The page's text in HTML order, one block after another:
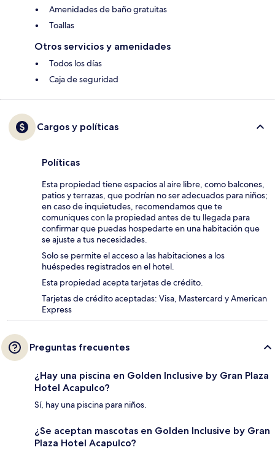
Amenidades de baño gratuitas
Toallas
Otros servicios y amenidades
Todos los días
Caja de seguridad
Cargos y políticas
Políticas
Esta propiedad tiene espacios al aire libre, como balcones,
patios y terrazas, que podrían no ser adecuados para niños;
en caso de inquietudes, recomendamos que te
comuniques con la propiedad antes de tu llegada para
confirmar que puedas hospedarte en una habitación que
se ajuste a tus necesidades.
Solo se permite el acceso a las habitaciones a los
huéspedes registrados en el hotel.
Esta propiedad acepta tarjetas de crédito.
Tarjetas de crédito aceptadas: Visa, Mastercard y American
Express
Preguntas frecuentes
¿Hay una piscina en Golden Inclusive by Gran Plaza
Hotel Acapulco?
Sí, hay una piscina para niños.
¿Se aceptan mascotas en Golden Inclusive by Gran
Plaza Hotel Acapulco?